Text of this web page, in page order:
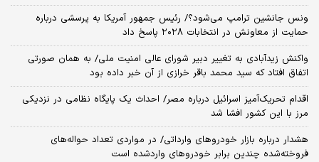
ونس جانشین ترامپ می‌شود؟/ رئیس جمهور آمریکا به پرسشی درباره
حمایت از معاونش در انتخابات ۲۰۲۸ پاسخ داد
واکنش زیدآبادی به تغییر دبیر شورای عالی امنیت ملی/ به همان صورتی
اتفاق افتاد که سید محمد باقر خرازی از آن خبر داده بود
اقدام تحریک‌آمیز اسرائیل درباره مصر/ احداث یک پایگاه نظامی در نزدیکی
مرز با این کشور افشا شد
هشدار درباره بازار خودروهای وارداتی/ در مواردی تعداد حواله‌های
فروخته‌شده چندین برابر خودروهای واردشده است